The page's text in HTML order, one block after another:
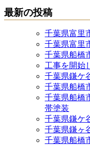
最新の投稿
千葉県富
千葉県富
千葉県船
工事を開始
千葉県鎌
千葉県船
千葉県船
帯塗装
千葉県鎌
千葉県鎌ヶ
千葉県船